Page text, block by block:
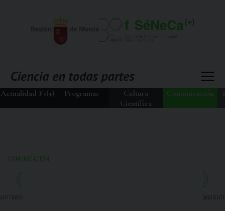
Actualidad Fs(+) Programas
Cultura
Científica
Comunicación
COMUNICACIÓN